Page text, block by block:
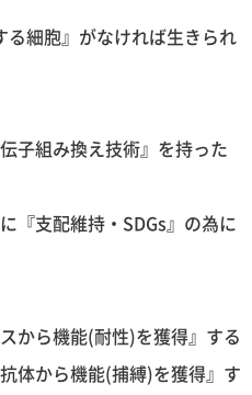
る細胞』がなければ生きられ
子組み換え技術』を持った
『支配維持・SDGs』の為に
から機能(耐性)を獲得』する
体から機能(捕縛)を獲得』す